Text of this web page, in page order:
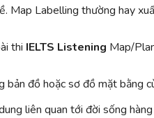
Map Labelling thường hay
thi IELTS Listening Map/
bản đồ hoặc sơ đồ mặt bằng
liên quan tới đời sống